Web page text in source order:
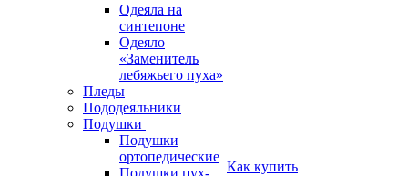
Одеяла на
синтепоне
Одеяло
«Заменитель
лебяжьего пуха»
Пледы
Пододеяльники
Подушки
Подушки
ортопедические
Подушки пух-
Как купить